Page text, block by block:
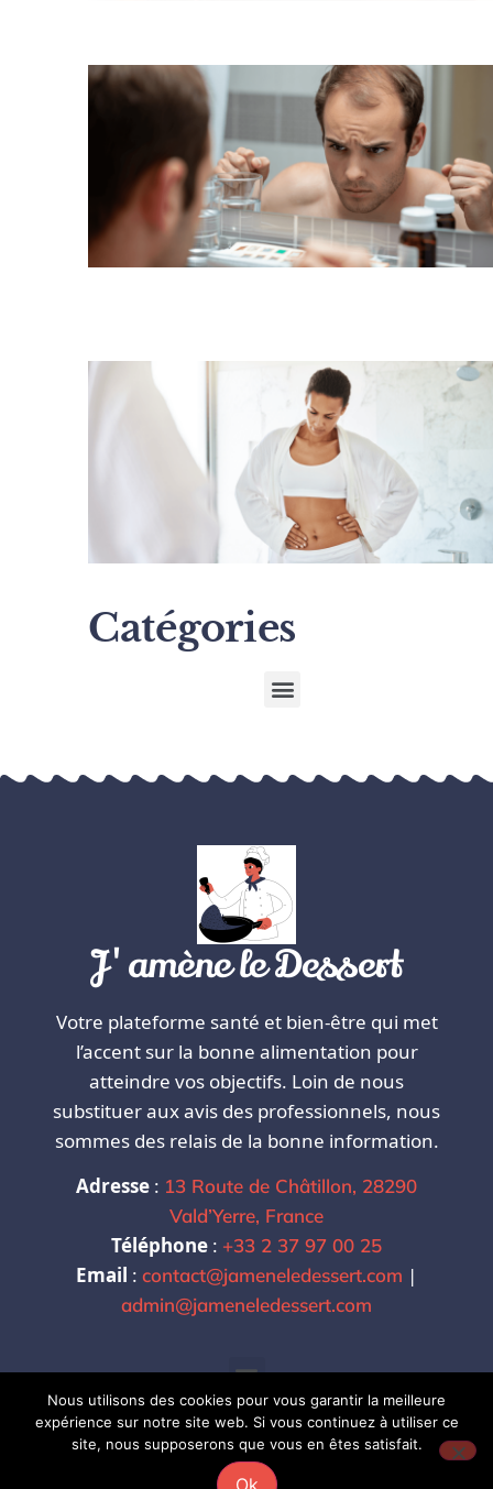
Catégories
J'amène le Dessert
Votre plateforme santé et bien-être qui met
l’accent sur la bonne alimentation pour
atteindre vos objectifs. Loin de nous
substituer aux avis des professionnels, nous
sommes des relais de la bonne information.
Adresse : 13 Route de Châtillon, 28290
Vald’Yerre, France
Téléphone : +33 2 37 97 00 25
Email : contact@jameneledessert.com |
admin@jameneledessert.com
Copyright @2024. @J'amène le Dessert . Tous
Nous utilisons des cookies pour vous garantir la meilleure
expérience sur notre site web. Si vous continuez à utiliser ce
site, nous supposerons que vous en êtes satisfait.
Ok